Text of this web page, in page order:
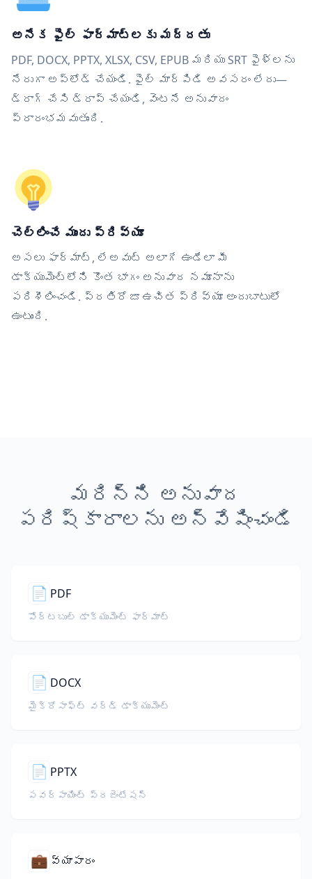
అనేక ఫైల్ ఫార్మాట్‌లకు మద్దతు
PDF, DOCX, PPTX, XLSX, CSV, EPUB మరియు SRT ఫైళ్లను
నేరుగా అప్‌లోడ్ చేయండి. ఫైల్ మార్పిడి అవసరం లేదు—
డ్రాగ్ చేసి డ్రాప్ చేయండి, వెంటనే అనువాదం
ప్రారంభమవుతుంది.
చెల్లించే ముందు ప్రివ్యూ
అసలు ఫార్మాట్, లేఅవుట్ అలాగే ఉండేలా మీ
డాక్యుమెంట్‌లోని కొంత భాగం అనువాద నమూనాను
పరిశీలించండి. ప్రతిరోజూ ఉచిత ప్రివ్యూ అందుబాటులో
ఉంటుంది.
మరిన్ని అనువాద
పరిష్కారాలను అన్వేషించండి
📄 PDF
పోర్టబుల్ డాక్యుమెంట్ ఫార్మాట్
📄 DOCX
మైక్రోసాఫ్ట్ వర్డ్ డాక్యుమెంట్
📄 PPTX
పవర్‌పాయింట్ ప్రజెంటేషన్
💼 వ్యాపారం